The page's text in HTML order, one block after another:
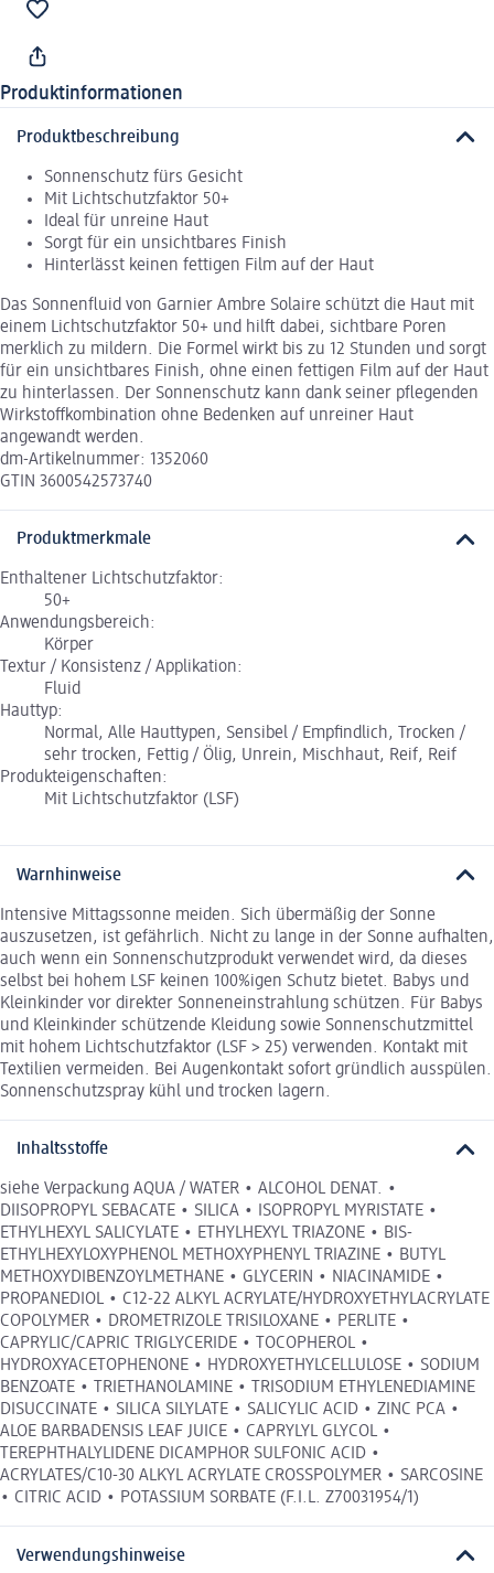
Produktinformationen
Produktbeschreibung
Sonnenschutz fürs Gesicht
Mit Lichtschutzfaktor 50+
Ideal für unreine Haut
Sorgt für ein unsichtbares Finish
Hinterlässt keinen fettigen Film auf der Haut
Das Sonnenfluid von Garnier Ambre Solaire schützt die Haut mit
einem Lichtschutzfaktor 50+ und hilft dabei, sichtbare Poren
merklich zu mildern. Die Formel wirkt bis zu 12 Stunden und sorgt
für ein unsichtbares Finish, ohne einen fettigen Film auf der Haut
zu hinterlassen. Der Sonnenschutz kann dank seiner pflegenden
Wirkstoffkombination ohne Bedenken auf unreiner Haut
angewandt werden.
dm-Artikelnummer: 1352060
GTIN 3600542573740
Produktmerkmale
Enthaltener Lichtschutzfaktor:
50+
Anwendungsbereich:
Körper
Textur / Konsistenz / Applikation:
Fluid
Hauttyp:
Normal, Alle Hauttypen, Sensibel / Empfindlich, Trocken /
sehr trocken, Fettig / Ölig, Unrein, Mischhaut, Reif, Reif
Produkteigenschaften:
Mit Lichtschutzfaktor (LSF)
Warnhinweise
Intensive Mittagssonne meiden. Sich übermäßig der Sonne
auszusetzen, ist gefährlich. Nicht zu lange in der Sonne aufhalten,
auch wenn ein Sonnenschutzprodukt verwendet wird, da dieses
selbst bei hohem LSF keinen 100%igen Schutz bietet. Babys und
Kleinkinder vor direkter Sonneneinstrahlung schützen. Für Babys
und Kleinkinder schützende Kleidung sowie Sonnenschutzmittel
mit hohem Lichtschutzfaktor (LSF > 25) verwenden. Kontakt mit
Textilien vermeiden. Bei Augenkontakt sofort gründlich ausspülen.
Sonnenschutzspray kühl und trocken lagern.
Inhaltsstoffe
siehe Verpackung AQUA / WATER • ALCOHOL DENAT. •
DIISOPROPYL SEBACATE • SILICA • ISOPROPYL MYRISTATE •
ETHYLHEXYL SALICYLATE • ETHYLHEXYL TRIAZONE • BIS-
ETHYLHEXYLOXYPHENOL METHOXYPHENYL TRIAZINE • BUTYL
METHOXYDIBENZOYLMETHANE • GLYCERIN • NIACINAMIDE •
PROPANEDIOL • C12-22 ALKYL ACRYLATE/HYDROXYETHYLACRYLATE
COPOLYMER • DROMETRIZOLE TRISILOXANE • PERLITE •
CAPRYLIC/CAPRIC TRIGLYCERIDE • TOCOPHEROL •
HYDROXYACETOPHENONE • HYDROXYETHYLCELLULOSE • SODIUM
BENZOATE • TRIETHANOLAMINE • TRISODIUM ETHYLENEDIAMINE
DISUCCINATE • SILICA SILYLATE • SALICYLIC ACID • ZINC PCA •
ALOE BARBADENSIS LEAF JUICE • CAPRYLYL GLYCOL •
TEREPHTHALYLIDENE DICAMPHOR SULFONIC ACID •
ACRYLATES/C10-30 ALKYL ACRYLATE CROSSPOLYMER • SARCOSINE
• CITRIC ACID • POTASSIUM SORBATE (F.I.L. Z70031954/1)
Verwendungshinweise